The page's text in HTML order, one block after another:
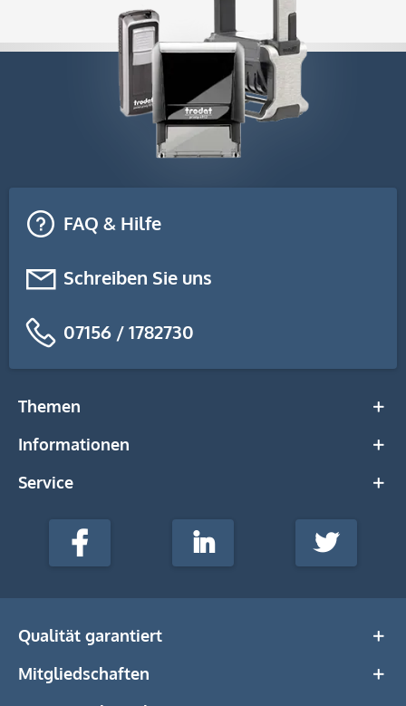
FAQ & Hilfe
Schreiben Sie uns
07156 / 1782730
Themen
Informationen
Service
stempel-
Media
Facebook LinkedIn Twitter
Qualität garantiert
Mitgliedschaften